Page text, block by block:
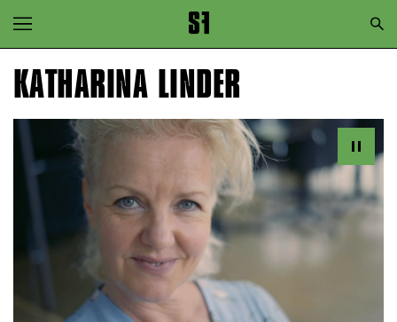
Zur Hauptnavigation springen
Zum Hauptinhalt springen
KATHARINA LINDER